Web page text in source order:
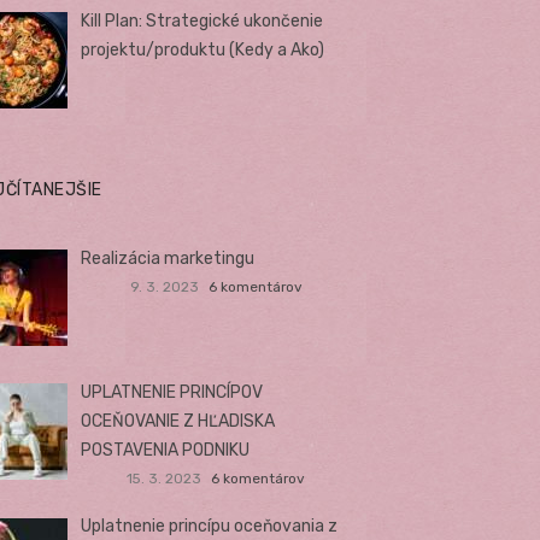
Kill Plan: Strategické ukončenie
projektu/produktu (Kedy a Ako)
Realizácia marketingu
9. 3. 2023 6 komentárov
UPLATNENIE PRINCÍPOV
OCEŇOVANIE Z HĽADISKA
POSTAVENIA PODNIKU
15. 3. 2023 6 komentárov
Uplatnenie princípu oceňovania z